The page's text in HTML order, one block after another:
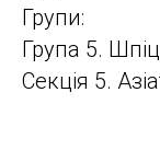
Групи:
Група 5.
Секція 5.